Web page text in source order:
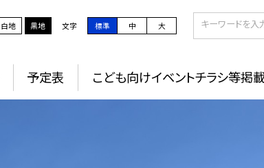
白地 黒地 文字 標準 中 大
予定表 こども向けイベントチラシ等掲